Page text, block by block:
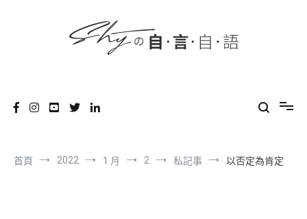
首頁 2022 1 月 2 私記事 以否定為肯定